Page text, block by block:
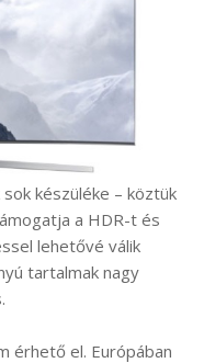
készüléke – köztük
a HDR-t és
lehetővé válik
tartalmak nagy
érhető el. Európában